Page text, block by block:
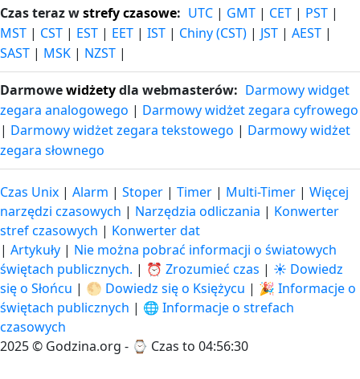
Czas teraz wstrefy czasowe: UTC | GMT | CET | PST |
MST | CST | EST | EET | IST | Chiny (CST) | JST | AEST |
SAST | MSK | NZST |
Darmowewidżetydla webmasterów: Darmowy widget
zegara analogowego | Darmowy widżet zegara cyfrowego
| Darmowy widżet zegara tekstowego | Darmowy widżet
zegara słownego
Czas Unix | Alarm | Stoper | Timer | Multi-Timer | Więcej
narzędzi czasowych | Narzędzia odliczania | Konwerter
stref czasowych | Konwerter dat
| Artykuły | Nie można pobrać informacji o światowych
świętach publicznych. | ⏰ Zrozumieć czas | ☀️ Dowiedz
się o Słońcu | 🌕 Dowiedz się o Księżycu | 🎉 Informacje o
świętach publicznych | 🌐 Informacje o strefach
czasowych
2025 © Godzina.org - ⌚ Czas to 04:56:30